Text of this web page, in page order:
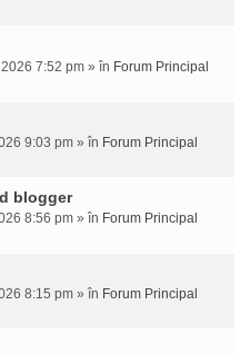
7:52 pm » în Forum Principal
9:03 pm » în Forum Principal
blogger
8:56 pm » în Forum Principal
8:15 pm » în Forum Principal